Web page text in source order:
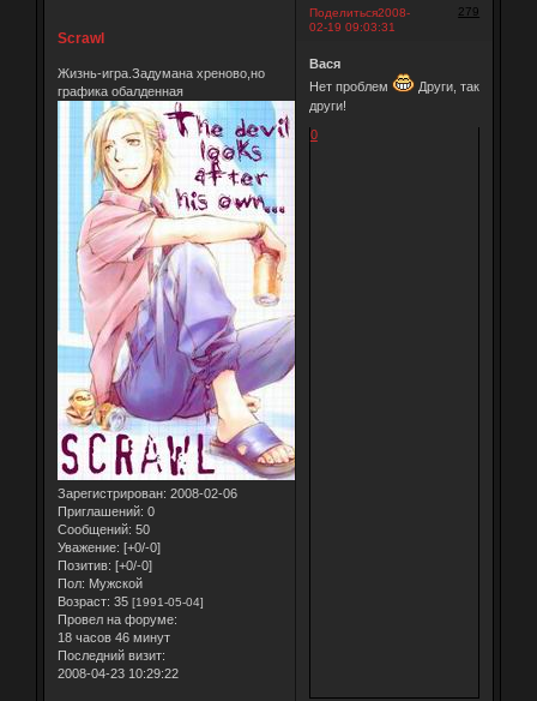
Поделиться 279
2008-
02-19 09:03:31
Scrawl
Жизнь-игра.Задумана хреново,но
графика обалденная
Зарегистрирован: 2008-02-06
Приглашений: 0
Сообщений: 50
Уважение: [+0/-0]
Позитив: [+0/-0]
Пол: Мужской
Возраст: 35 [1991-05-04]
Провел на форуме:
18 часов 46 минут
Последний визит:
2008-04-23 10:29:22
Вася
Нет проблем
Други, так
други!
0